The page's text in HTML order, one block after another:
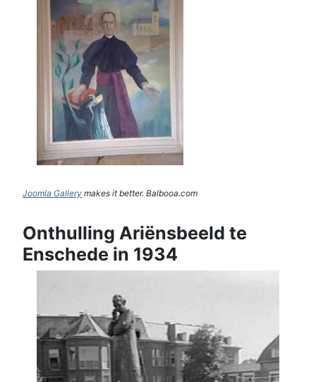
Joomla Gallery makes it better. Balbooa.com
Onthulling Ariënsbeeld te
Enschede in 1934